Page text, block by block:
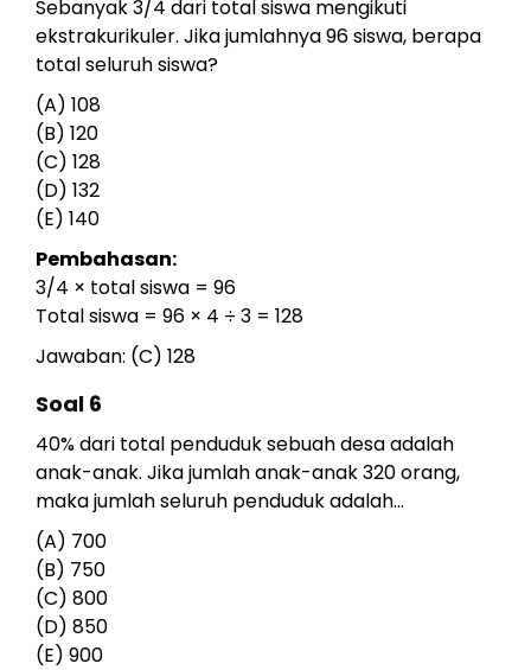
Sebanyak 3/4 dari total siswa mengikuti
ekstrakurikuler. Jika jumlahnya 96 siswa, berapa
total seluruh siswa?
(A) 108
(B) 120
(C) 128
(D) 132
(E) 140
Pembahasan:
3/4 × total siswa = 96
Total siswa = 96 × 4 ÷ 3 = 128
Jawaban: (C) 128
Soal 6
40% dari total penduduk sebuah desa adalah
anak-anak. Jika jumlah anak-anak 320 orang,
maka jumlah seluruh penduduk adalah...
(A) 700
(B) 750
(C) 800
(D) 850
(E) 900